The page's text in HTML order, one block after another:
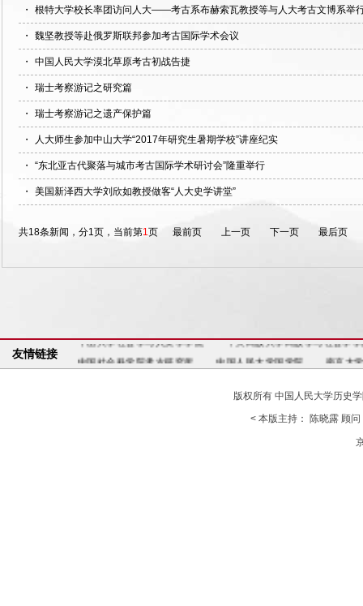
・ 根特大学校长率团访问人大——考古系布赫索瓦教授等与人大考古文博系举
・ 魏坚教授等赴俄罗斯联邦参加考古国际学术会议
・ 中国人民大学漠北草原考古初战告捷
・ 瑞士考察游记之研究篇
・ 瑞士考察游记之遗产保护篇
・ 人大师生参加中山大学“2017年研究生暑期学校”讲座纪实
・ “东北亚古代聚落与城市考古国际学术研讨会”隆重举行
・ 美国新泽西大学刘欣如教授做客“人大史学讲堂”
共18条新闻，分1页，当前第1页 最前页 上一页 下一页 最后页
友情链接
中国人民大学国学院
南京大学历史学系 四川大学历史文
版权所有 中国人民大学历史
< 本版主持： 陈晓露 顾